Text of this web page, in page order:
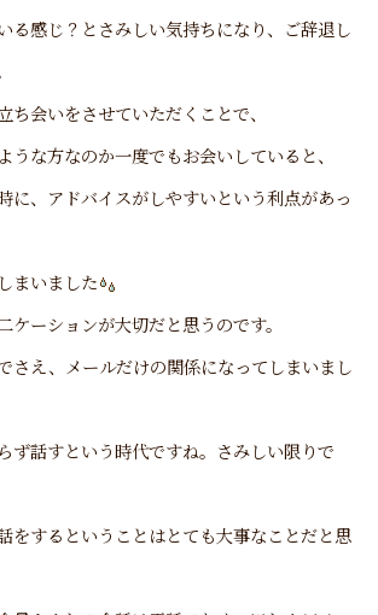
る感じ？とさみしい気持ちになり、ご辞退し
ち会いをさせていただくことで、
うな方なのか一度でもお会いしていると、
に、アドバイスがしやすいという利点があっ
まいました
ケーションが大切だと思うのです。
さえ、メールだけの関係になってしまいまし
ず話すという時代ですね。さみしい限りで
をするということはとても大事なことだと思